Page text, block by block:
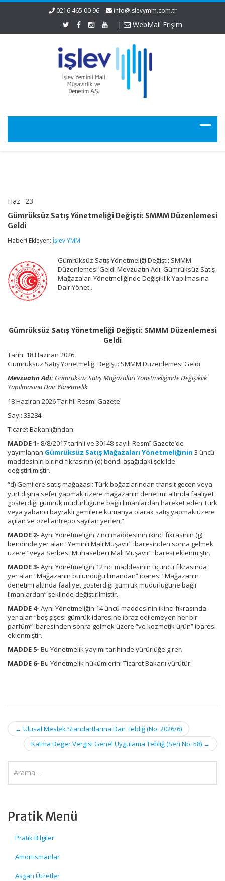
0216 465 00 96 info@islevymm.com.tr
| WebMail Erişim
Haz 23
Yönetmeliği
Düzenlemesi
Gümrüksüz Satış Yönetmeliği Değişti: SMMM Düzenlemesi
Geldi
Haberi Ekleyen: İşlev YMM
Gümrüksüz Satış Yönetmeliği Değişti: SMMM
Düzenlemesi Geldi Mevzuatın Adı: Gümrüksüz Satış
Mağazaları Yönetmeliğinde Değişiklik Yapılmasına
Dair Yönet..
Gümrüksüz Satış Yönetmeliği Değişti: SMMM Düzenlemesi
Geldi
Tarih: 18 Haziran 2026
Gümrüksüz Satış Yönetmeliği Değişti: SMMM Düzenlemesi Geldi
Mevzuatın Adı: Gümrüksüz Satış Mağazaları Yönetmeliğinde Değişiklik
Yapılmasına Dair Yönetmelik
18 Haziran 2026 Tarihli Resmi Gazete
Sayı: 33284
Ticaret Bakanlığından:
MADDE 1- 8/8/2017 tarihli ve 30148 sayılı Resmî Gazete’de
yayımlanan Gümrüksüz Satış Mağazaları Yönetmeliğinin 3 üncü
maddesinin birinci fıkrasının (d) bendi aşağıdaki şekilde
değiştirilmiştir.
“d) Gemilere satış mağazası: Türk boğazlarından transit geçen veya
yurt dışına sefer yapmak üzere mağazanın denetimi altında faaliyet
gösterdiği gümrük müdürlüğüne bağlı limanlardan hareket eden Türk
veya yabancı bayraklı gemilere kumanya olarak satış yapmak üzere
açılan ve özel antrepo sayılan yerleri,”
MADDE 2- Aynı Yönetmeliğin 7 nci maddesinin ikinci fıkrasının (g)
bendinde yer alan “Yeminli Mali Müşavir” ibaresinden sonra gelmek
üzere “veya Serbest Muhasebeci Mali Müşavir” ibaresi eklenmiştir.
MADDE 3- Aynı Yönetmeliğin 12 nci maddesinin üçüncü fıkrasında
yer alan “Mağazanın bulunduğu limandan” ibaresi “Mağazanın
denetimi altında faaliyet gösterdiği gümrük müdürlüğüne bağlı
limanlardan” şeklinde değiştirilmiştir.
MADDE 4- Aynı Yönetmeliğin 14 üncü maddesinin ikinci fıkrasında
yer alan “boş şişesi gümrük idaresine ibraz edilemeyen her bir
parfüm” ibaresinden sonra gelmek üzere “ve kozmetik ürün” ibaresi
eklenmiştir.
MADDE 5- Bu Yönetmelik yayımı tarihinde yürürlüğe girer.
MADDE 6- Bu Yönetmelik hükümlerini Ticaret Bakanı yürütür.
Post
navigation
← Ulusal Meslek Standartlarına Dair Tebliğ (No: 2026/6)
Katma Değer Vergisi Genel Uygulama Tebliğ (Seri No: 58) →
Pratik Menü
Pratik Bilgiler
Amortismanlar
Asgari Ücretler